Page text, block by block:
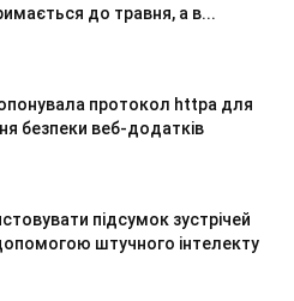
до травня, а в...
протокол httpa для
безпеки веб-додатків
підсумок зустрічей
штучного інтелекту